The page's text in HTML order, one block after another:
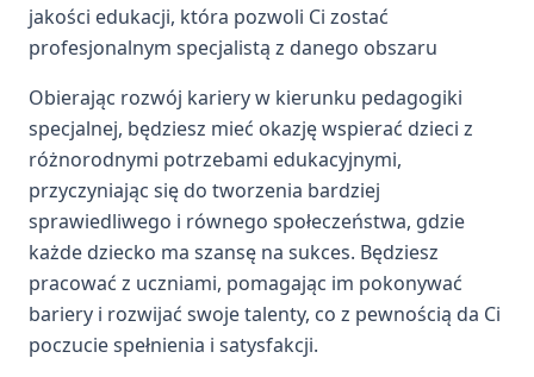
jakości edukacji, która pozwoli Ci zostać
profesjonalnym specjalistą z danego obszaru
Obierając rozwój kariery w kierunku pedagogiki
specjalnej, będziesz mieć okazję wspierać dzieci z
różnorodnymi potrzebami edukacyjnymi,
przyczyniając się do tworzenia bardziej
sprawiedliwego i równego społeczeństwa, gdzie
każde dziecko ma szansę na sukces. Będziesz
pracować z uczniami, pomagając im pokonywać
bariery i rozwijać swoje talenty, co z pewnością da Ci
poczucie spełnienia i satysfakcji.